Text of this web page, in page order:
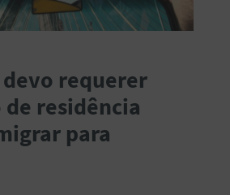
requerer
residência
para